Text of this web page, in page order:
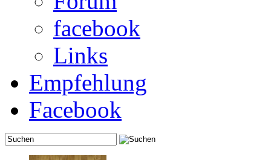
facebook
Links
Empfehlung
Facebook